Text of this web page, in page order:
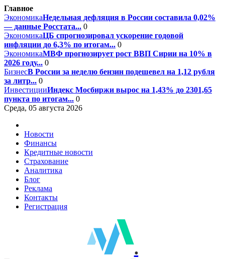
Главное
ЭкономикаНедельная дефляция в России составила 0,02%
— данные Росстата... 0
ЭкономикаЦБ спрогнозировал ускорение годовой
инфляции до 6,3% по итогам... 0
ЭкономикаМВФ прогнозирует рост ВВП Сирии на 10% в
2026 году... 0
БизнесВ России за неделю бензин подешевел на 1,12 рубля
за литр... 0
ИнвестицииИндекс Мосбиржи вырос на 1,43% до 2301,65
пункта по итогам... 0
Среда, 05 августа 2026
Новости
Финансы
Кредитные новости
Страхование
Аналитика
Блог
Реклама
Контакты
Регистрация
.